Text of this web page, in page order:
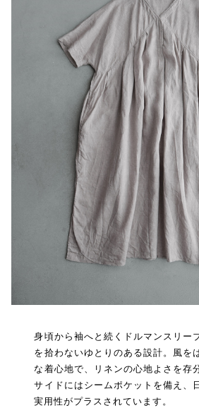
身頃から袖へと続くドルマンスリー
を拾わないゆとりのある設計。風を
な着心地で、リネンの心地よさを存
サイドにはシームポケットを備え、
実用性がプラスされています。